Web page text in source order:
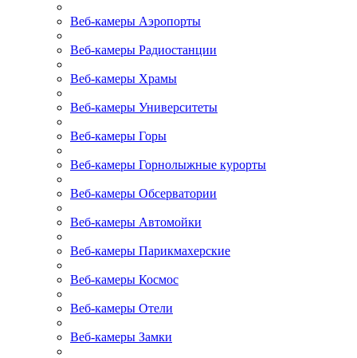
Веб-камеры Аэропорты
Веб-камеры Радиостанции
Веб-камеры Храмы
Веб-камеры Университеты
Веб-камеры Горы
Веб-камеры Горнолыжные курорты
Веб-камеры Обсерватории
Веб-камеры Автомойки
Веб-камеры Парикмахерские
Веб-камеры Космос
Веб-камеры Отели
Веб-камеры Замки